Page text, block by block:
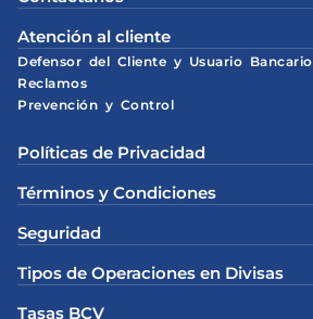
Atención al cliente
Defensor del Cliente y Usuario Bancario
Reclamos
Prevención y Control
Políticas de Privacidad
Términos y Condiciones
Seguridad
Tipos de Operaciones en Divisas
Tasas BCV